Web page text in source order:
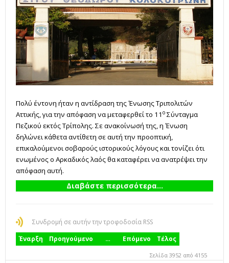
Πολύ έντονη ήταν η αντίδραση της Ένωσης Τριπολιτών
Αττικής, για την απόφαση να μεταφερθεί το 11 ο Σύνταγμα
Πεζικού εκτός Τρίπολης. Σε ανακοίνωσή της, η Ένωση
δηλώνει κάθετα αντίθετη σε αυτή την προοπτική,
επικαλούμενοι σοβαρούς ιστορικούς λόγους και τονίζει ότι
ενωμένος ο Αρκαδικός λαός θα καταφέρει να ανατρέψει την
απόφαση αυτή.
Διαβάστε περισσότερα...
Συνδρομή σε αυτήν την τροφοδοσία RSS
Έναρξη
Προηγούμενο … Επόμενο Τέλος
Σελίδα 3952 από 4155